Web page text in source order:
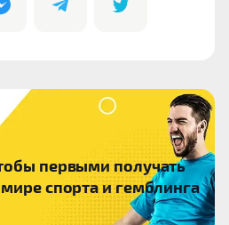
первыми получать
спорта и гемблинга